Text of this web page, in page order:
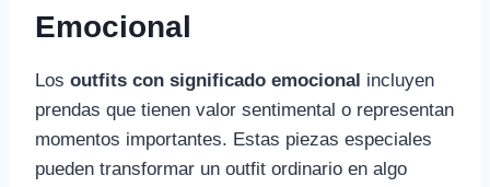
Emocional
Los outfits con significado emocional incluyen
prendas que tienen valor sentimental o representan
momentos importantes. Estas piezas especiales
pueden transformar un outfit ordinario en algo